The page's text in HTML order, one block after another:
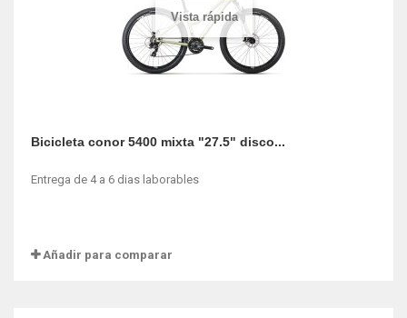
Vista rápida
Bicicleta conor 5400 mixta "27.5" disco...
Entrega de 4 a 6 dias laborables
Añadir para comparar